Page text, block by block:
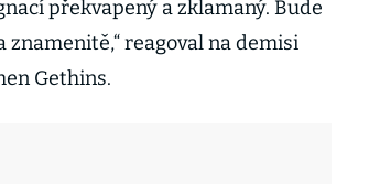
překvapený a zklamaný. Bude
reagoval na demisi
Gethins.